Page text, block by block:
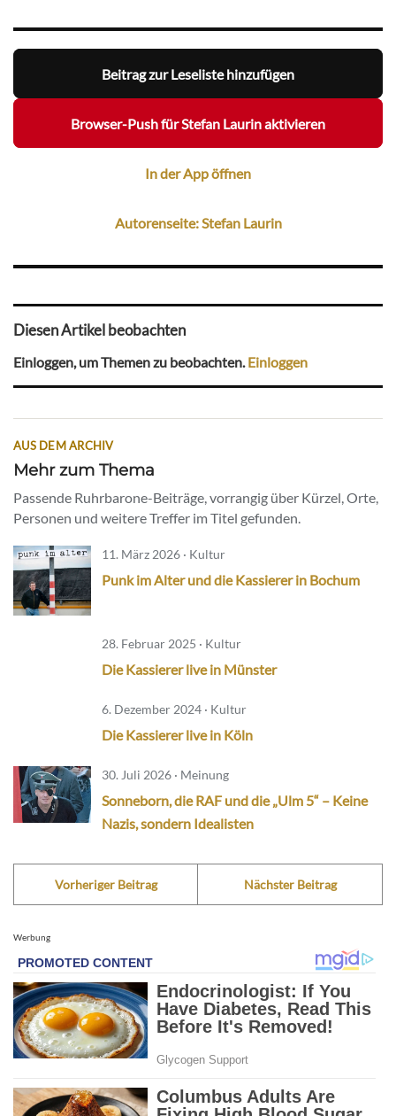
Beitrag zur Leseliste hinzufügen
Browser-Push für Stefan Laurin aktivieren
In der App öffnen
Autorenseite: Stefan Laurin
Diesen Artikel beobachten
Einloggen, um Themen zu beobachten. Einloggen
AUS DEM ARCHIV
Mehr zum Thema
Passende Ruhrbarone-Beiträge, vorrangig über Kürzel, Orte,
Personen und weitere Treffer im Titel gefunden.
11. März 2026 · Kultur
Punk im Alter und die Kassierer in Bochum
28. Februar 2025 · Kultur
Die Kassierer live in Münster
6. Dezember 2024 · Kultur
Die Kassierer live in Köln
30. Juli 2026 · Meinung
Sonneborn, die RAF und die „Ulm 5“ – Keine
Nazis, sondern Idealisten
Vorheriger Beitrag Nächster Beitrag
Werbung